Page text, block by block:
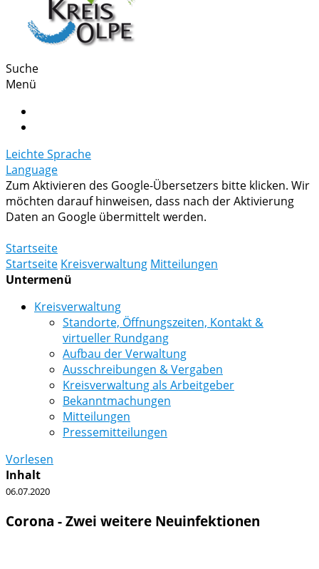
Suche
Menü
Leichte Sprache
Language
Zum Aktivieren des Google-Übersetzers bitte klicken. Wir
möchten darauf hinweisen, dass nach der Aktivierung
Daten an Google übermittelt werden.
Startseite
Startseite Kreisverwaltung Mitteilungen
Untermenü
Kreisverwaltung
Standorte, Öffnungszeiten, Kontakt &
virtueller Rundgang
Aufbau der Verwaltung
Ausschreibungen & Vergaben
Kreisverwaltung als Arbeitgeber
Bekanntmachungen
Mitteilungen
Pressemitteilungen
Vorlesen
Inhalt
06.07.2020
Corona - Zwei weitere Neuinfektionen